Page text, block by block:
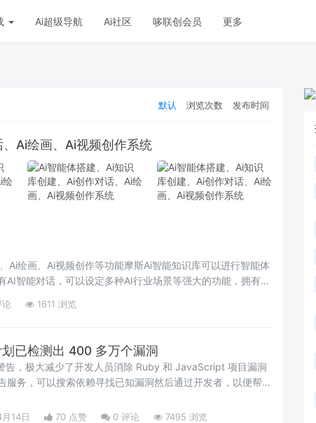
Ai超级导航 Ai社区 哆联创会员 更多
默认 浏览次数 发布时间
Ai绘画、Ai视频创作系统
Ai绘画、Ai视频创作等功能摩斯Ai智能知识库可以进行智能体
智能对话，可以设定多种AI行业场景等强大的功能，拥有强
档、专家顾问助理等多种企业级商业场景，具有较大的商业
1611 浏览
已检测出 400 多万个漏洞
告，极大减少了开发人员消除 Ruby 和 JavaScript 项目漏洞
服务，可以搜索依赖寻找已知漏洞然后通过开发者，以便帮助
14日 70 点赞 0 评论 7495 浏览